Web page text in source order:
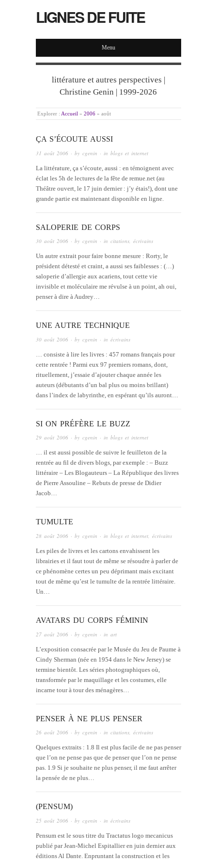
LIGNES DE FUITE
Menu
littérature et autres perspectives |
Christine Genin | 1999-2026
Explorer : Accueil » 2006 » août
ÇA S’ÉCOUTE AUSSI
31 août 2006 · by cgenin · in blogs et internet
La littérature, ça s’écoute, aussi : en témoignent avec
éclat les 5h de lectures de la fête de remue.net (au
Théâtre ouvert, le 17 juin dernier : j’y étais!), dont une
grande partie est maintenant disponible en ligne.
SALOPERIE DE CORPS
30 août 2006 · by cgenin · in citations, écrivains
Un autre extrait pour faire bonne mesure : Rorty, le
président détesté et craint, a aussi ses faiblesses : (…)
saloperie d’allergie aux acariens, tout cette vie
invisible et moléculaire me révulse à un point, ah oui,
penser à dire à Audrey…
UNE AUTRE TECHNIQUE
30 août 2006 · by cgenin · in écrivains
… consiste à lire les livres : 457 romans français pour
cette rentrée ! Parmi eux 97 premiers romans, dont,
rituellement, j’essaie d’ajouter chaque année les
auteurs (débutants d’un bal plus ou moins brillant)
dans l’index de labyrinthe, en espérant qu’ils auront…
SI ON PRÉFÈRE LE BUZZ
29 août 2006 · by cgenin · in blogs et internet
… il est aussi possible de suivre le feuilleton de la
rentrée au fil de divers blogs, par exemple : – Buzz
littéraire – Les Blogauteurs – La République des livres
de Pierre Assouline – Rebuts de presse de Didier
Jacob…
TUMULTE
28 août 2006 · by cgenin · in blogs et internet écrivains
Les piles de livres et les cartons envahissent les
librairies et il faut tout de même se résoudre à parler de
ce phénomène certes un peu déprimant mais excitant
tout de même qu’est le tumulte de la rentrée littéraire.
Un…
AVATARS DU CORPS FÉMININ
27 août 2006 · by cgenin · in art
L’exposition consacrée par le Musée du Jeu de Paume à
Cindy Sherman (née en 1954 dans le New Jersey) se
termine bientôt. Les séries photographiques où,
transformée par le maquillage et les costumes, elle
incarne tour à tour des ménagères…
PENSER À NE PLUS PENSER
26 août 2006 · by cgenin · in citations, écrivains
Quelques extraits : 1.8 Il est plus facile de ne pas penser
que l’on ne pense pas que de penser que l’on ne pense
pas. 1.9 Si je souhaite ne plus penser, il me faut arrêter
la pensée de ne plus…
(PENSUM)
25 août 2006 · by cgenin · in écrivains
Pensum est le sous titre du Tractatus logo mecanicus
publié par Jean-Michel Espitallier en juin dernier aux
éditions Al Dante. Enpruntant la construction et les